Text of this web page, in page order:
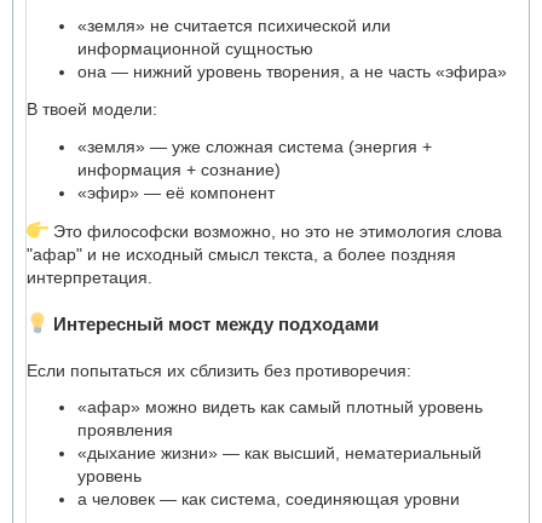
«земля» не считается психической или
информационной сущностью
она — нижний уровень творения, а не часть «эфира»
В твоей модели:
«земля» — уже сложная система (энергия +
информация + сознание)
«эфир» — её компонент
Это философски возможно, но это не этимология слова
"афар" и не исходный смысл текста, а более поздняя
интерпретация.
Интересный мост между подходами
Если попытаться их сблизить без противоречия:
«афар» можно видеть как самый плотный уровень
проявления
«дыхание жизни» — как высший, нематериальный
уровень
а человек — как система, соединяющая уровни